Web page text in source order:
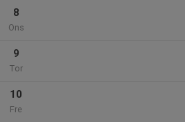
8
Ons
9
Tor
10
Fre